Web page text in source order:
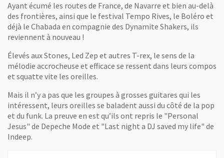
Ayant écumé les routes de France, de Navarre et bien au-delà
des frontières, ainsi que le festival Tempo Rives, le Boléro et
déjà le Chabada en compagnie des Dynamite Shakers, ils
reviennent à nouveau !
Élevés aux Stones, Led Zep et autres T-rex, le sens de la
mélodie accrocheuse et efficace se ressent dans leurs compos
et squatte vite les oreilles.
Mais il n’y a pas que les groupes à grosses guitares qui les
intéressent, leurs oreilles se baladent aussi du côté de la pop
et du funk. La preuve en est qu’ils ont repris le "Personal
Jesus" de Depeche Mode et "Last night a DJ saved my life" de
Indeep.